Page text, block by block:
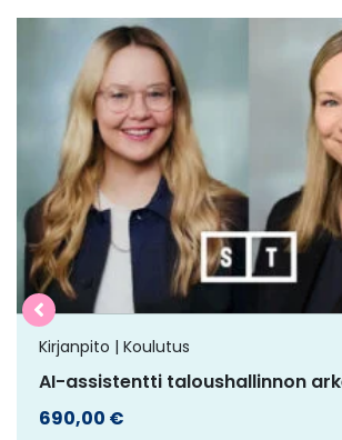
Kirjanpito | Koulutus
AI-assistentti taloushallinnon
690,00 €
Voit
tehdä